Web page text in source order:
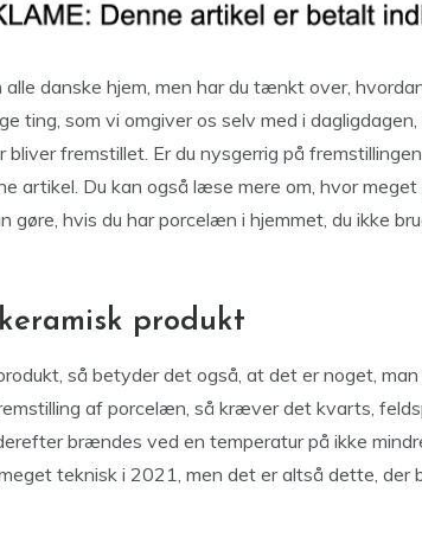
danske hjem, men har du tænkt over,
ting, som vi omgiver os selv med i
bliver fremstillet. Er du nysgerrig på
artikel. Du kan også læse mere om, hvor
hvis du har porcelæn i hjemmet, du ikke
produkt
så betyder det også, at det er noget,
af porcelæn, så kræver det kvarts,
brændes ved en temperatur på ikke
teknisk i 2021, men det er altså dette, der